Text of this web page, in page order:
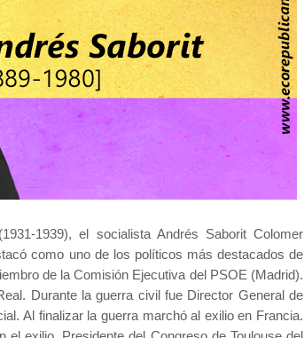
1939), el socialista Andrés Saborit Colomer
como uno de los políticos más destacados de
de la Comisión Ejecutiva del PSOE (Madrid).
Durante la guerra civil fue Director General de
Al finalizar la guerra marchó al exilio en Francia.